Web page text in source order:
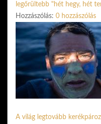
legőrültebb "hét hegy, hét
Hozzászólás: 0 hozzászólás
A világ legtovább